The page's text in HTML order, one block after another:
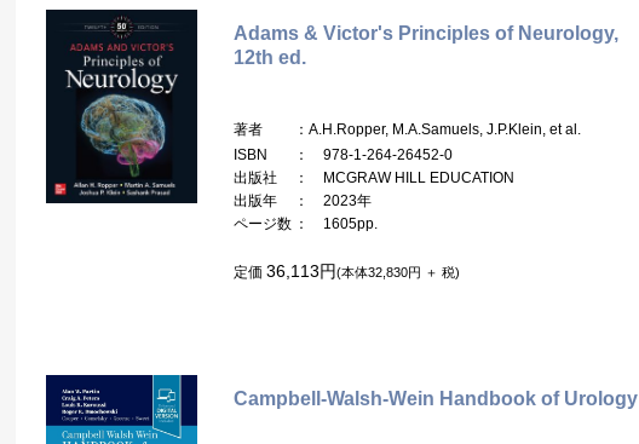
Adams & Victor's Principles of Neurology,
12th ed.
著者
：A.H.Ropper, M.A.Samuels, J.P.Klein, et al.
ISBN
： 978-1-264-26452-0
出版社
： MCGRAW HILL EDUCATION
出版年
： 2023年
ページ数 ： 1605pp.
定価 36,113円(本体32,830円 ＋ 税)
Campbell-Walsh-Wein Handbook of Urology